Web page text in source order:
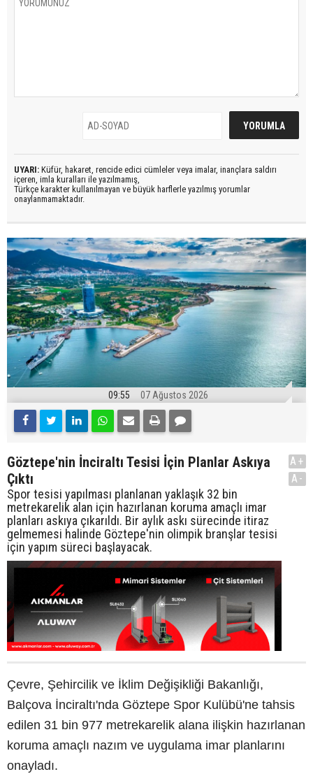
UYARI: Küfür, hakaret, rencide edici cümleler veya imalar, inançlara saldırı
içeren, imla kuralları ile yazılmamış,
Türkçe karakter kullanılmayan ve büyük harflerle yazılmış yorumlar
onaylanmamaktadır.
09:55 07 Ağustos 2026
Göztepe'nin İnciraltı Tesisi İçin Planlar Askıya
Çıktı
Spor tesisi yapılması planlanan yaklaşık 32 bin
metrekarelik alan için hazırlanan koruma amaçlı imar
planları askıya çıkarıldı. Bir aylık askı sürecinde itiraz
gelmemesi halinde Göztepe'nin olimpik branşlar tesisi
için yapım süreci başlayacak.
A+
A-
Çevre, Şehircilik ve İklim Değişikliği Bakanlığı,
Balçova İnciraltı'nda Göztepe Spor Kulübü'ne tahsis
edilen 31 bin 977 metrekarelik alana ilişkin hazırlanan
koruma amaçlı nazım ve uygulama imar planlarını
onayladı.